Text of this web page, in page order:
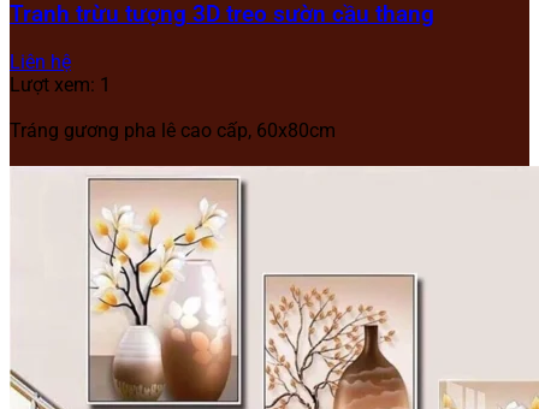
Tranh trừu tượng 3D treo sườn cầu thang
Liên hệ
Lượt xem: 1
Tráng gương pha lê cao cấp, 60x80cm